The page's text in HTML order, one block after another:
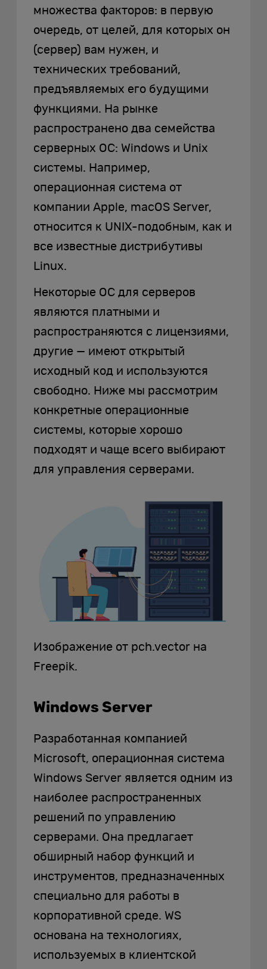
множества факторов: в первую
очередь, от целей, для которых он
(сервер) вам нужен, и
технических требований,
предъявляемых его будущими
функциями. На рынке
распространено два семейства
серверных ОС: Windows и Unix
системы. Например,
операционная система от
компании Apple, macOS Server,
относится к UNIX-подобным, как и
все известные дистрибутивы
Linux.
Некоторые ОС для серверов
являются платными и
распространяются с лицензиями,
другие — имеют открытый
исходный код и используются
свободно. Ниже мы рассмотрим
конкретные операционные
системы, которые хорошо
подходят и чаще всего выбирают
для управления серверами.
Изображение от pch.vector на
Freepik.
Windows Server
Разработанная компанией
Microsoft, операционная система
Windows Server является одним из
наиболее распространенных
решений по управлению
серверами. Она предлагает
обширный набор функций и
инструментов, предназначенных
специально для работы в
корпоративной среде. WS
основана на технологиях,
используемых в клиентской